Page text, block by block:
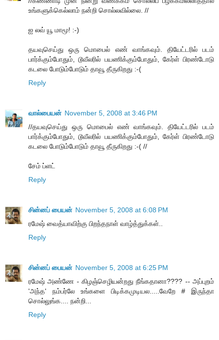
உங்களுக்கெல்லாம் நன்றி சொல்லவில்லை. //
ஐ லவ் யூ மாமூ! :-)
தயவுசெய்து ஒரு மொபைல் எண் வாங்கவும். தியேட்டரில் படம்
பார்க்கும்போதும், டூவீலரில் பயணிக்கும்போதும், கேர்ள் பிரண்டோடு
கடலை போடும்போடும் தாவூ தீருகிறது :-(
Reply
வால்பையன் November 5, 2008 at 3:46 PM
//தயவுசெய்து ஒரு மொபைல் எண் வாங்கவும். தியேட்டரில் படம்
பார்க்கும்போதும், டூவீலரில் பயணிக்கும்போதும், கேர்ள் பிரண்டோடு
கடலை போடும்போடும் தாவூ தீருகிறது :-( //
சேம் ப்ளட்
Reply
சின்னப் பையன் November 5, 2008 at 6:08 PM
ரமேஷ் வைத்யாவிற்கு பிறந்தநாள் வாழ்த்துக்கள்..
Reply
சின்னப் பையன் November 5, 2008 at 6:25 PM
ரமேஷ் அண்ணே - கிழஞ்செழியன்றது நீங்கதானா???? -- அப்புறம்
'அந்த' நம்பர்லே உங்களை பிடிக்கமுடியல.....வேறே # இருந்தா
சொல்லுங்க.... நன்றி...
Reply